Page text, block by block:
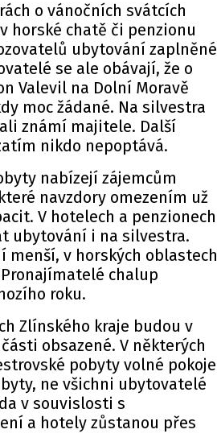
o vánočních svátcích
horské chatě či penzionu
ubytování zaplněné
se ale obávají, že o
Valevil na Dolní Moravě
moc žádané. Na silvestra
známí majitele. Další
nikdo nepoptává.
nabízejí zájemcům
navzdory omezením už
V hotelech a penzionech
ubytování i na silvestra.
menší, v horských oblastech
chalup
roku.
Zlínského kraje budou v
obsazené. V některých
pobyty volné pokoje
ne všichni ubytovatelé
v souvislosti s
a hotely zůstanou přes